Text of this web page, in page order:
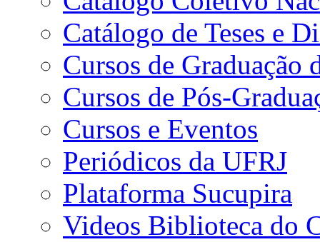
Catálogo de Teses e
Cursos de Graduação
Cursos de Pós-
Cursos e Eventos
Periódicos da UFRJ
Plataforma Sucupira
Videos Biblioteca do